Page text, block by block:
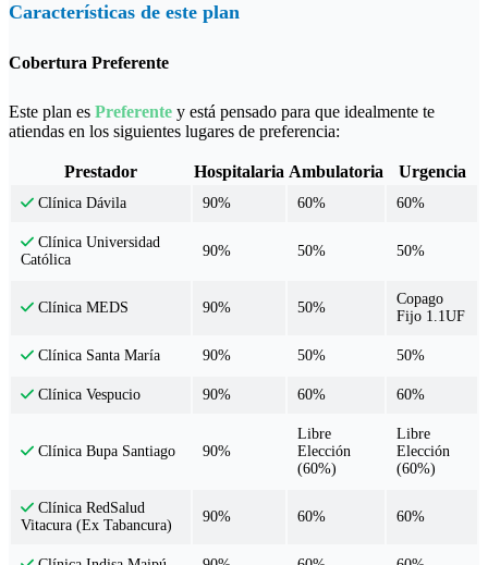
Características de este plan
Cobertura Preferente
Este plan es Preferente y está pensado para que idealmente te
atiendas en los siguientes lugares de preferencia:
Prestador Hospitalaria Ambulatoria Urgencia
Clínica Dávila 90% 60% 60%
Clínica Universidad
Católica
90% 50% 50%
Clínica MEDS 90% 50%
Copago
Fijo 1.1UF
Clínica Santa María 90% 50% 50%
Clínica Vespucio 90% 60% 60%
Clínica Bupa Santiago 90%
Libre
Elección
(60%)
Libre
Elección
(60%)
Clínica RedSalud
Vitacura (Ex Tabancura)
90% 60% 60%